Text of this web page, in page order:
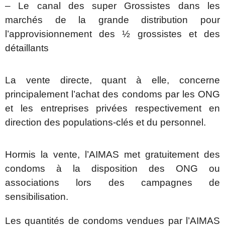
– Le canal des super Grossistes dans les
marchés de la grande distribution pour
l’approvisionnement des ½ grossistes et des
détaillants
La vente directe, quant à elle, concerne
principalement l’achat des condoms par les ONG
et les entreprises privées respectivement en
direction des populations-clés et du personnel.
Hormis la vente, l’AIMAS met gratuitement des
condoms à la disposition des ONG ou
associations lors des campagnes de
sensibilisation.
Les quantités de condoms vendues par l’AIMAS